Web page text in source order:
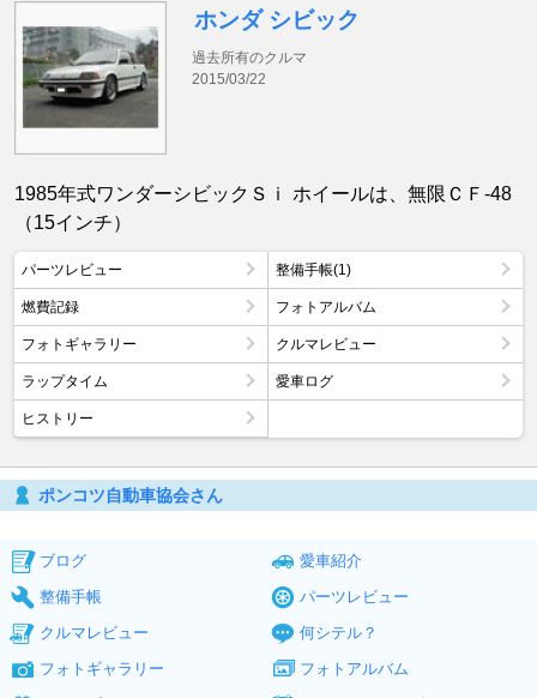
ホンダ シビック
過去所有のクルマ
2015/03/22
1985年式ワンダーシビックＳｉ ホイールは、無限ＣＦ-48
（15インチ）
パーツレビュー 整備手帳(1)
燃費記録 フォトアルバム
フォトギャラリー クルマレビュー
ラップタイム 愛車ログ
ヒストリー
ポンコツ自動車協会さん
ブログ
愛車紹介
整備手帳
パーツレビュー
クルマレビュー
何シテル？
フォトギャラリー
フォトアルバム